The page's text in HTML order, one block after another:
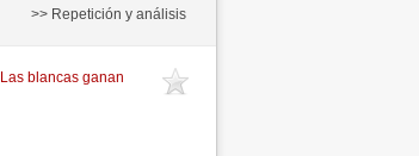
>> Repetición y análisis
Las blancas ganan